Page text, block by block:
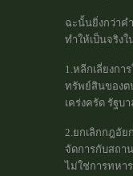
ฉะนั้นยิ่งกว่าค
ทำให้เป็นจริง
1.หลีกเลี่ยงกา
ทรัพย์สินของต
เคร่งครัด รัฐ
2.ยกเลิกกฎอัย
จัดการกับสถา
ไม่ใช่การทหา